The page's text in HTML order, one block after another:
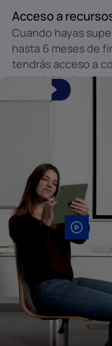
Acceso a
Cuando hayas
hasta 6 meses de
tendrás acceso a
especializados